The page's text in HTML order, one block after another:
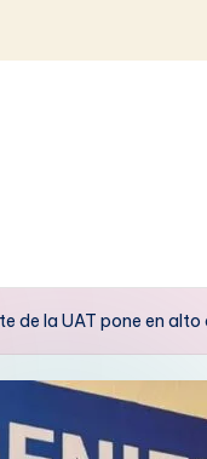
de la UAT pone en alto